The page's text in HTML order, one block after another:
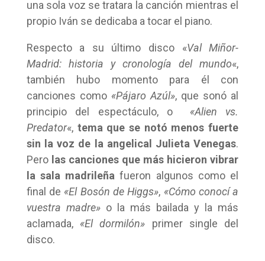
una sola voz se tratara la canción mientras el
propio Iván se dedicaba a tocar el piano.
Respecto a su último disco «Val Miñor-
Madrid: historia y cronología del mundo«,
también hubo momento para él con
canciones como «Pájaro Azúl», que sonó al
principio del espectáculo, o «Alien vs.
Predator«, tema que se notó menos fuerte
sin la voz de la angelical Julieta Venegas.
Pero las canciones que más hicieron vibrar
la sala madrileña fueron algunos como el
final de «El Bosón de Higgs», «Cómo conocí a
vuestra madre»o la más bailada y la más
aclamada, «El dormilón» primer single del
disco.